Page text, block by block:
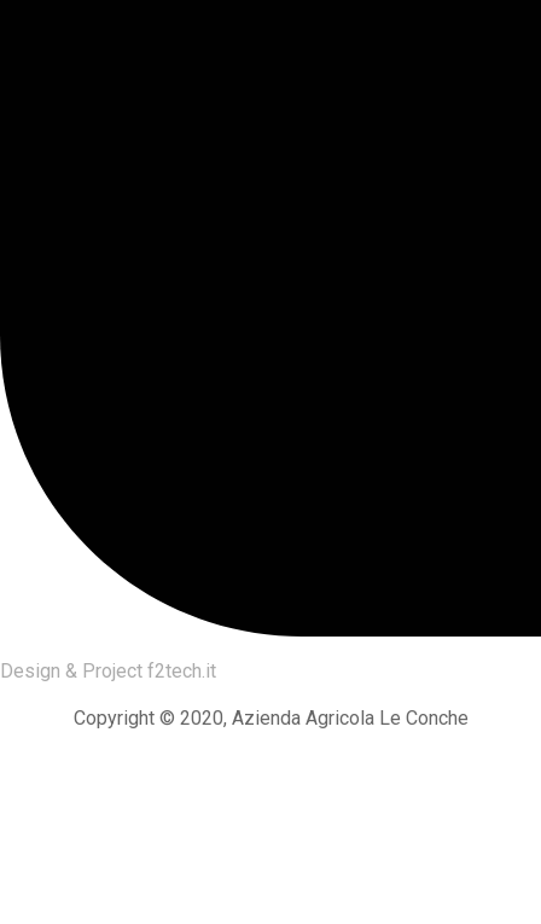
Design & Project f2tech.it
Copyright © 2020, Azienda Agricola Le Conche